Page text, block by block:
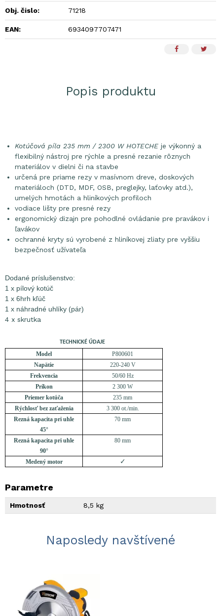
Obj. čislo: 71218
EAN: 6934097707471
Popis produktu
Parametre
Hmotnosť 8,5 kg
Kotúčová píla 235 mm / 2300 W HOTECHE je výkonný a
flexibilný nástroj pre rýchle a presné rezanie rôznych
materiálov v dielni či na stavbe
určená pre priame rezy v masívnom dreve, doskových
materiáloch (DTD, MDF, OSB, preglejky, laťovky atd.),
umelých hmotách a hliníkových profiloch
vodiace lišty pre presné rezy
ergonomický dizajn pre pohodlné ovládanie pre pravákov i
ľavákov
ochranné kryty sú vyrobené z hliníkovej zliaty pre vyššiu
bezpečnosť užívateľa
Dodané príslušenstvo:
1 x pílový kotúč
1 x 6hrh kľúč
1 x náhradné uhlíky (pár)
4 x skrutka
TECHNICKÉ ÚDAJE
Model
P800601
Napätie
220-240 V
Frekvencia
50/60 Hz
Príkon
2 300 W
Priemer kotúča
235 mm
Rýchlosť bez zaťaženia
3 300 ot./min.
Rezná kapacita pri uhle
45°
70 mm
Rezná kapacita pri uhle
90°
80 mm
Medený motor ✓
Naposledy navštívené